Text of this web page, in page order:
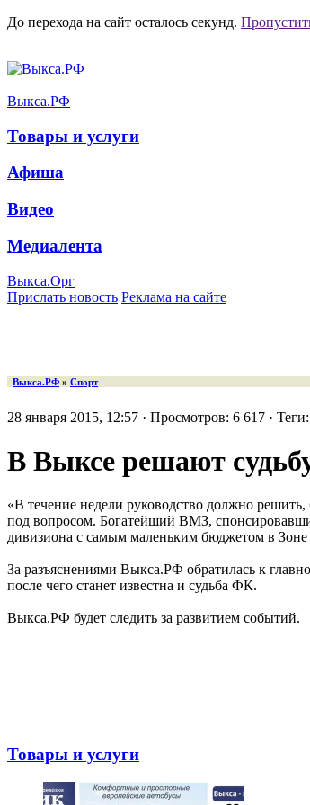
До перехода на сайт осталось секунд.
Выкса.РФ
Товары и услуги
Афиша
Видео
Медиалента
Выкса.Орг
Прислать новость Реклама на сайте
Выкса.РФ » Спорт
28 января 2015, 12:57 · Просмотров: 6 617 · Теги:
В Выксе решают
«В течение недели руководство должно
под вопросом. Богатейший ВМЗ,
дивизиона с самым маленьким бюджетом в
За разъяснениями Выкса.РФ обратилась к
после чего станет известна и судьба ФК.
Выкса.РФ будет следить за развитием событий.
Товары и услуги